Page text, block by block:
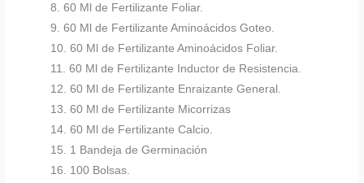
8. 60 Ml de Fertilizante Foliar.
9. 60 Ml de Fertilizante Aminoácidos Goteo.
10. 60 Ml de Fertilizante Aminoácidos Foliar.
11. 60 Ml de Fertilizante Inductor de Resistencia.
12. 60 Ml de Fertilizante Enraizante General.
13. 60 Ml de Fertilizante Micorrizas
14. 60 Ml de Fertilizante Calcio.
15. 1 Bandeja de Germinación
16. 100 Bolsas.